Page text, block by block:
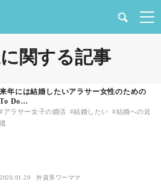
関する記事
来年には結婚したいアラサー女性のための
To Do…
アラサー女子の婚活 結婚したい
結婚への近
道
2020.01.29 外資系ワーママ